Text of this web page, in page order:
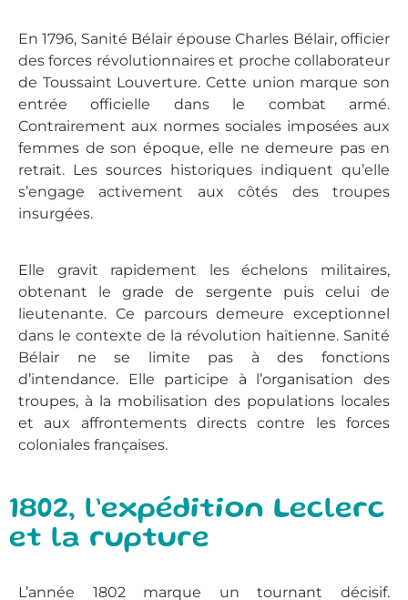
En 1796, Sanité Bélair épouse Charles Bélair, officier
des forces révolutionnaires et proche collaborateur
de Toussaint Louverture. Cette union marque son
entrée officielle dans le combat armé.
Contrairement aux normes sociales imposées aux
femmes de son époque, elle ne demeure pas en
retrait. Les sources historiques indiquent qu’elle
s’engage activement aux côtés des troupes
insurgées.
Elle gravit rapidement les échelons militaires,
obtenant le grade de sergente puis celui de
lieutenante. Ce parcours demeure exceptionnel
dans le contexte de la révolution haïtienne. Sanité
Bélair ne se limite pas à des fonctions
d’intendance. Elle participe à l’organisation des
troupes, à la mobilisation des populations locales
et aux affrontements directs contre les forces
coloniales françaises.
1802, l’expédition Leclerc
et la rupture
L’année 1802 marque un tournant décisif.